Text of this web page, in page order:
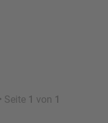
Seite 1 von 1